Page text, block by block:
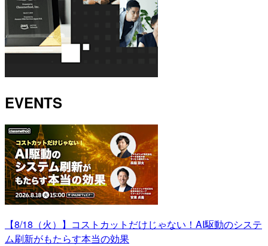
EVENTS
【8/18（火）】コストカットだけじゃない！AI駆動のシステ
ム刷新がもたらす本当の効果